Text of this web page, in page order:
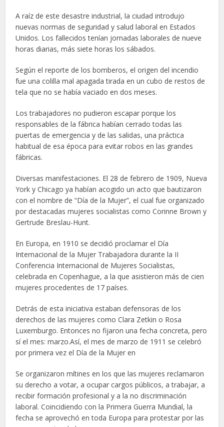
A raíz de este desastre industrial, la ciudad introdujo
nuevas normas de seguridad y salud laboral en Estados
Unidos. Los fallecidos tenían jornadas laborales de nueve
horas diarias, más siete horas los sábados.
Según el reporte de los bomberos, el origen del incendio
fue una colilla mal apagada tirada en un cubo de restos de
tela que no se había vaciado en dos meses.
Los trabajadores no pudieron escapar porque los
responsables de la fábrica habían cerrado todas las
puertas de emergencia y de las salidas, una práctica
habitual de esa época para evitar robos en las grandes
fábricas.
Diversas manifestaciones. El 28 de febrero de 1909, Nueva
York y Chicago ya habían acogido un acto que bautizaron
con el nombre de “Día de la Mujer”, el cual fue organizado
por destacadas mujeres socialistas como Corinne Brown y
Gertrude Breslau-Hunt.
En Europa, en 1910 se decidió proclamar el Día
Internacional de la Mujer Trabajadora durante la II
Conferencia Internacional de Mujeres Socialistas,
celebrada en Copenhague, a la que asistieron más de cien
mujeres procedentes de 17 países.
Detrás de esta iniciativa estaban defensoras de los
derechos de las mujeres como Clara Zetkin o Rosa
Luxemburgo. Entonces no fijaron una fecha concreta, pero
sí el mes: marzo.Así, el mes de marzo de 1911 se celebró
por primera vez el Día de la Mujer en
Se organizaron mítines en los que las mujeres reclamaron
su derecho a votar, a ocupar cargos públicos, a trabajar, a
recibir formación profesional y a la no discriminación
laboral. Coincidiendo con la Primera Guerra Mundial, la
fecha se aprovechó en toda Europa para protestar por las